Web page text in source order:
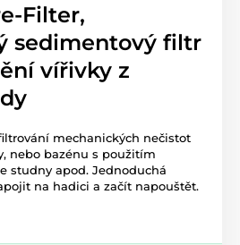
Filter,
sedimentový filtr
vířivky z
mechanických nečistot
nebo bazénu s použitím
studny apod. Jednoduchá
na hadici a začít napouštět.